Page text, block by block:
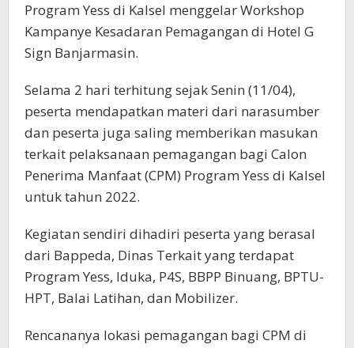
Program Yess di Kalsel menggelar Workshop
Kampanye Kesadaran Pemagangan di Hotel G
Sign Banjarmasin.
Selama 2 hari terhitung sejak Senin (11/04),
peserta mendapatkan materi dari narasumber
dan peserta juga saling memberikan masukan
terkait pelaksanaan pemagangan bagi Calon
Penerima Manfaat (CPM) Program Yess di Kalsel
untuk tahun 2022.
Kegiatan sendiri dihadiri peserta yang berasal
dari Bappeda, Dinas Terkait yang terdapat
Program Yess, Iduka, P4S, BBPP Binuang, BPTU-
HPT, Balai Latihan, dan Mobilizer.
Rencananya lokasi pemagangan bagi CPM di